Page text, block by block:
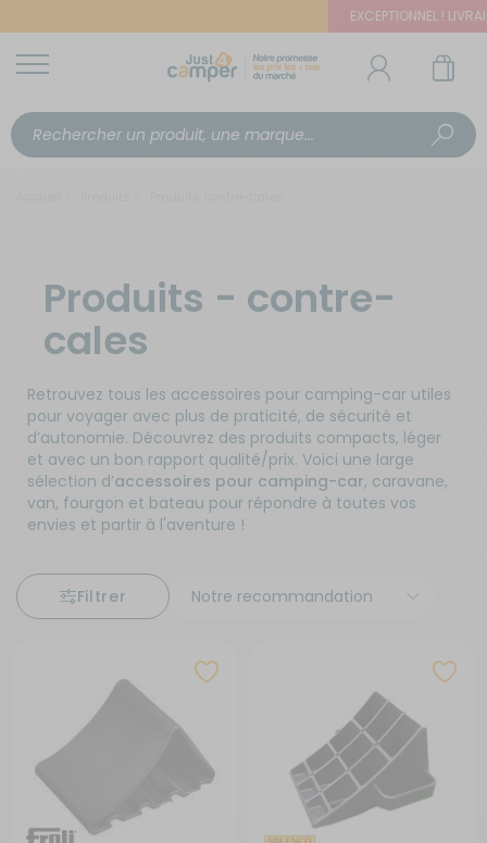
EXCEPTIONNEL !
Produits - contre-
cales
Retrouvez tous les accessoires pour camping-car utiles
pour voyager avec plus de praticité, de sécurité et
d’autonomie. Découvrez des produits compacts, léger
et avec un bon rapport qualité/prix. Voici une large
sélection d’accessoires pour camping-car, caravane,
van, fourgon et bateau pour répondre à toutes vos
envies et partir à l'aventure !
Filtrer